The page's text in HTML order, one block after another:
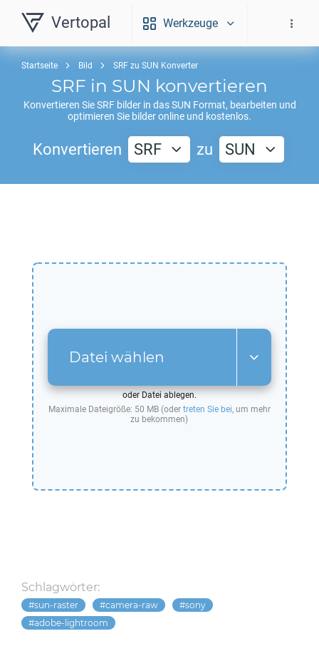
Vertopal Werkzeuge
Startseite Bild SRF zu SUN Konverter
SRF in SUN konvertieren
Konvertieren SieSRFbilder in dasSUN Format, bearbeiten und
optimieren Sie bilder online und kostenlos.
Konvertieren SRF zu SUN
Datei wählen
oder Datei ablegen.
Maximale Dateigröße: 50 MB (oder treten Sie bei, um mehr
zu bekommen)
Schlagwörter:
sun-raster camera-raw
sony
adobe-lightroom